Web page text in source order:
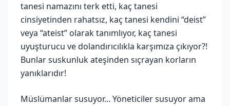
tanesi namazını terk etti, kaç tanesi
cinsiyetinden rahatsız, kaç tanesi kendini “deist”
veya “ateist” olarak tanımlıyor, kaç tanesi
uyuşturucu ve dolandırıcılıkla karşımıza çıkıyor?!
Bunlar suskunluk ateşinden sıçrayan korların
yanıklarıdır!
Müslümanlar susuyor... Yöneticiler susuyor ama